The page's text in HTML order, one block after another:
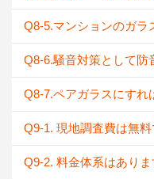
Q8-5.マンションのガラ
Q8-6.騒音対策として防
Q8-7.ペアガラスにすれ
Q9-1. 現地調査費は無
Q9-2. 料金体系はあり